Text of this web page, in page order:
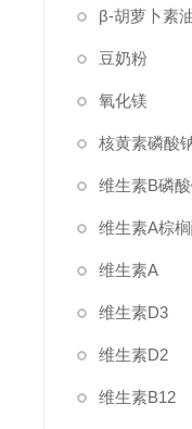
β-胡萝卜素
豆奶粉
氧化镁
核黄素磷酸
维生素B磷
维生素A棕
维生素A
维生素D3
维生素D2
维生素B12